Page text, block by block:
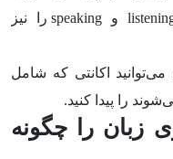
reading‌خود، می‌توانید مهارت‌های listening و speaking را نیز
اکانتی که شامل
را پیدا کنید.
زبان را چگونه